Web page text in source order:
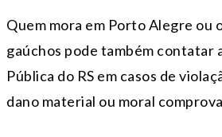
Quem mora em Porto Alegre ou
gaúchos pode também contatar
Pública do RS em casos de
dano material ou moral